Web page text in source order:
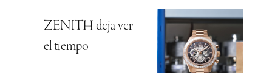
ZENITH deja ver
el tiempo